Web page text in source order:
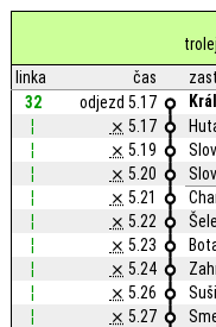
linka čas
32
odjezd 5.17
¦
⨯ 5.17
¦
⨯ 5.19
¦
⨯ 5.20
¦
⨯ 5.21
¦
⨯ 5.22
¦
⨯ 5.23
¦
⨯ 5.24
¦
⨯ 5.26
¦
⨯ 5.27